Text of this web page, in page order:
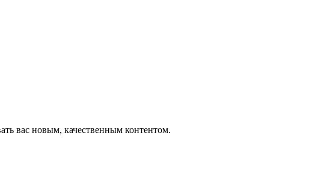
вас новым, качественным контентом.